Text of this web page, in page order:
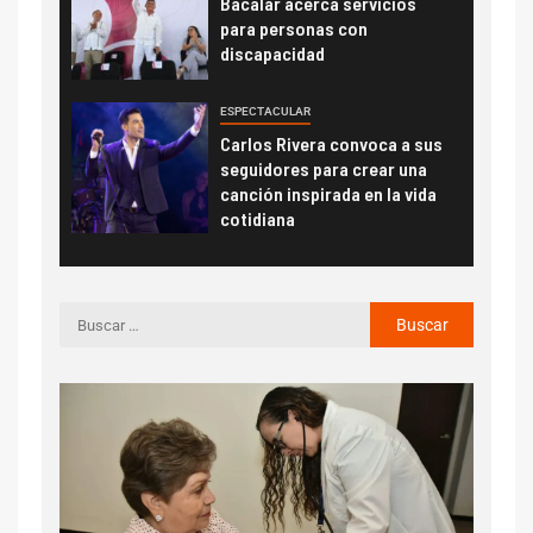
para personas con
discapacidad
ESPECTACULAR
Carlos Rivera convoca a sus
seguidores para crear una
canción inspirada en la vida
cotidiana